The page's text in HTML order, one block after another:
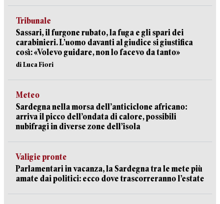
Tribunale
Sassari, il furgone rubato, la fuga e gli spari dei
carabinieri. L’uomo davanti al giudice si giustifica
così: «Volevo guidare, non lo facevo da tanto»
di Luca Fiori
Meteo
Sardegna nella morsa dell’anticiclone africano:
arriva il picco dell’ondata di calore, possibili
nubifragi in diverse zone dell’isola
Valigie pronte
Parlamentari in vacanza, la Sardegna tra le mete più
amate dai politici: ecco dove trascorreranno l’estate